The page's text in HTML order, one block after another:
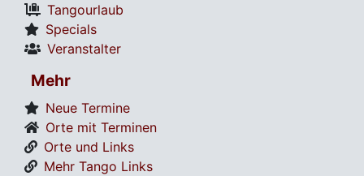
Tangourlaub
Specials
Veranstalter
Mehr
Neue Termine
Orte mit Terminen
Orte und Links
Mehr Tango Links